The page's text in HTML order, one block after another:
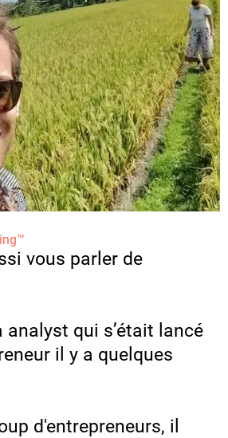
vous parler de
analyst qui s’était lancé
il y a quelques
d'entrepreneurs, il